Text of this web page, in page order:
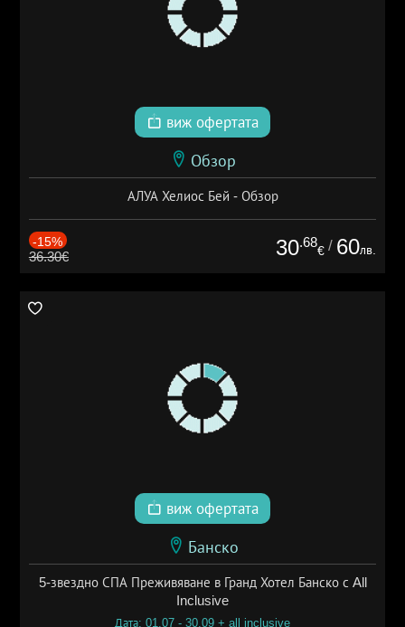
виж офертата
Обзор
АЛУА Хелиос Бей - Обзор
-15%
36.30€ 30.68
€ / 60лв.
виж офертата
Банско
5-звездно СПА Преживяване в Гранд Хотел Банско с All
Inclusive
Дата: 01.07 - 30.09 + all inclusive